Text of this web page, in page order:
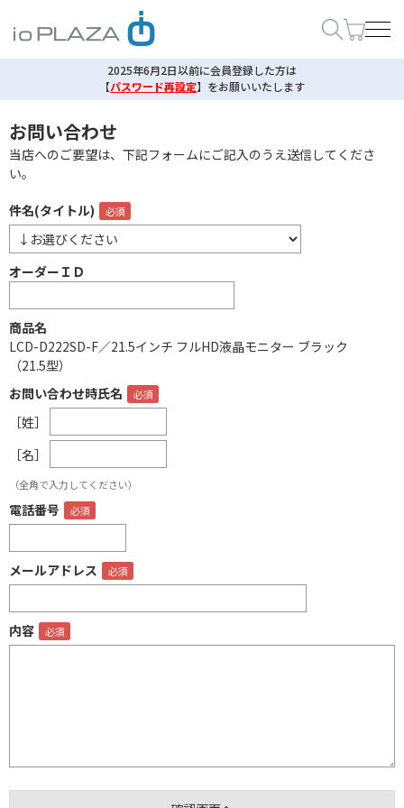
2025年6月2日以前に会員登録した方は
【パスワード再設定】 をお願いいたします
お問い合わせ
当店へのご要望は、下記フォームにご記入のうえ送信してくださ
い。
件名(タイトル)
オーダーＩＤ
商品名
LCD-D222SD-F／21.5インチ フルHD液晶モニター ブラック
（21.5型）
お問い合わせ時氏名
［姓］
［名］
（全角で入力してください）
電話番号
メールアドレス
内容